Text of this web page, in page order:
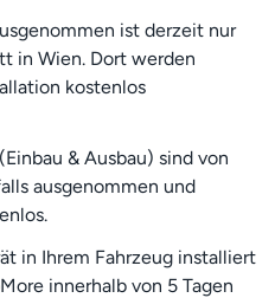
ist derzeit nur
in Wien. Dort werden
kostenlos
& Ausbau) sind von
ausgenommen und
in Ihrem Fahrzeug installiert
innerhalb von 5 Tagen